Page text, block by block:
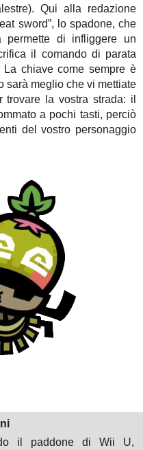
Qui alla redazione
sword”, lo spadone, che
permette di infliggere un
il comando di parata
chiave come sempre è
sarà meglio che vi mettiate
la vostra strada: il
a pochi tasti, perciò
del vostro personaggio
il paddone di Wii U,